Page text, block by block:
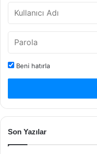
Beni hatırla
Son Yazılar